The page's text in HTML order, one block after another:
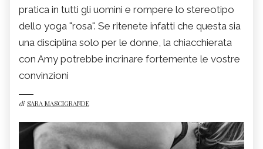
pratica in tutti gli uomini e rompere lo stereotipo
dello yoga "rosa". Se ritenete infatti che questa sia
una disciplina solo per le donne, la chiacchierata
con Amy potrebbe incrinare fortemente le vostre
convinzioni
di SARA MASCIGRANDE